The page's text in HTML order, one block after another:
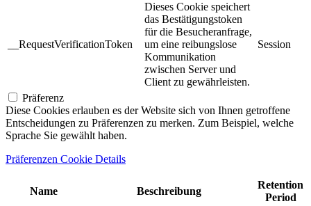
__RequestVerificationToken
Dieses Cookie speichert
das Bestätigungstoken
für die Besucheranfrage,
um eine reibungslose
Kommunikation
zwischen Server und
Client zu gewährleisten.
Session
Präferenz
Diese Cookies erlauben es der Website sich von Ihnen getroffene
Entscheidungen zu Präferenzen zu merken. Zum Beispiel, welche
Sprache Sie gewählt haben.
Präferenzen Cookie Details
Name Beschreibung
Retention
Period